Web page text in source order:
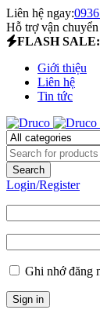
Liên hệ ngay:
Hỗ trợ vận
FLASH SALE:
Giới thiệu
Liên hệ
Tin tức
Login/Register
Ghi nhớ đăng